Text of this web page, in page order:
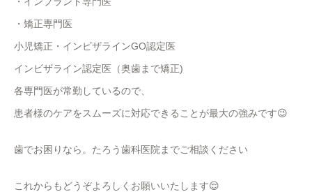
・矯正専門医
小児矯正・インビザラインGO認定医
インビザライン認定医（奥歯まで矯正)
各専門医が常勤しているので、
患者様のケアをスムーズに対応できることが最大の強みです😉
歯でお困りなら。たろう歯科医院までご相談ください
これからもどうぞよろしくお願いいたします😌